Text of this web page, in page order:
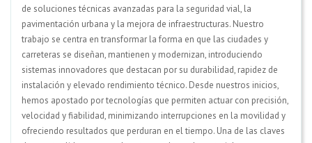
de soluciones técnicas avanzadas para la seguridad vial, la
pavimentación urbana y la mejora de infraestructuras. Nuestro
trabajo se centra en transformar la forma en que las ciudades y
carreteras se diseñan, mantienen y modernizan, introduciendo
sistemas innovadores que destacan por su durabilidad, rapidez de
instalación y elevado rendimiento técnico. Desde nuestros inicios,
hemos apostado por tecnologías que permiten actuar con precisión,
velocidad y fiabilidad, minimizando interrupciones en la movilidad y
ofreciendo resultados que perduran en el tiempo. Una de las claves